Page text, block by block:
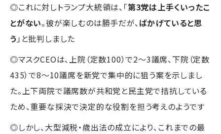
◎これに対しトランプ大統領は、「第3党は上手くいったこ
とがない。彼が楽しむのは勝手だが、ばかげていると思
う 」と批判しました
◎マスクCEOは、上院（定数100）で2～3議席、下院（定数
435）で8～10議席を新党で集中的に狙う案を示しまし
た。上下両院で議席数が共和党と民主党で拮抗している
ため、重要な採決で決定的な役割を担う考えのようです
◎しかし、大型減税・歳出法の成立により、これまでの最